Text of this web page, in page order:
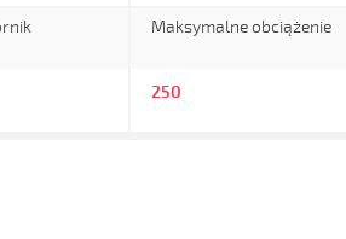
Maksymalne obciążenie
250